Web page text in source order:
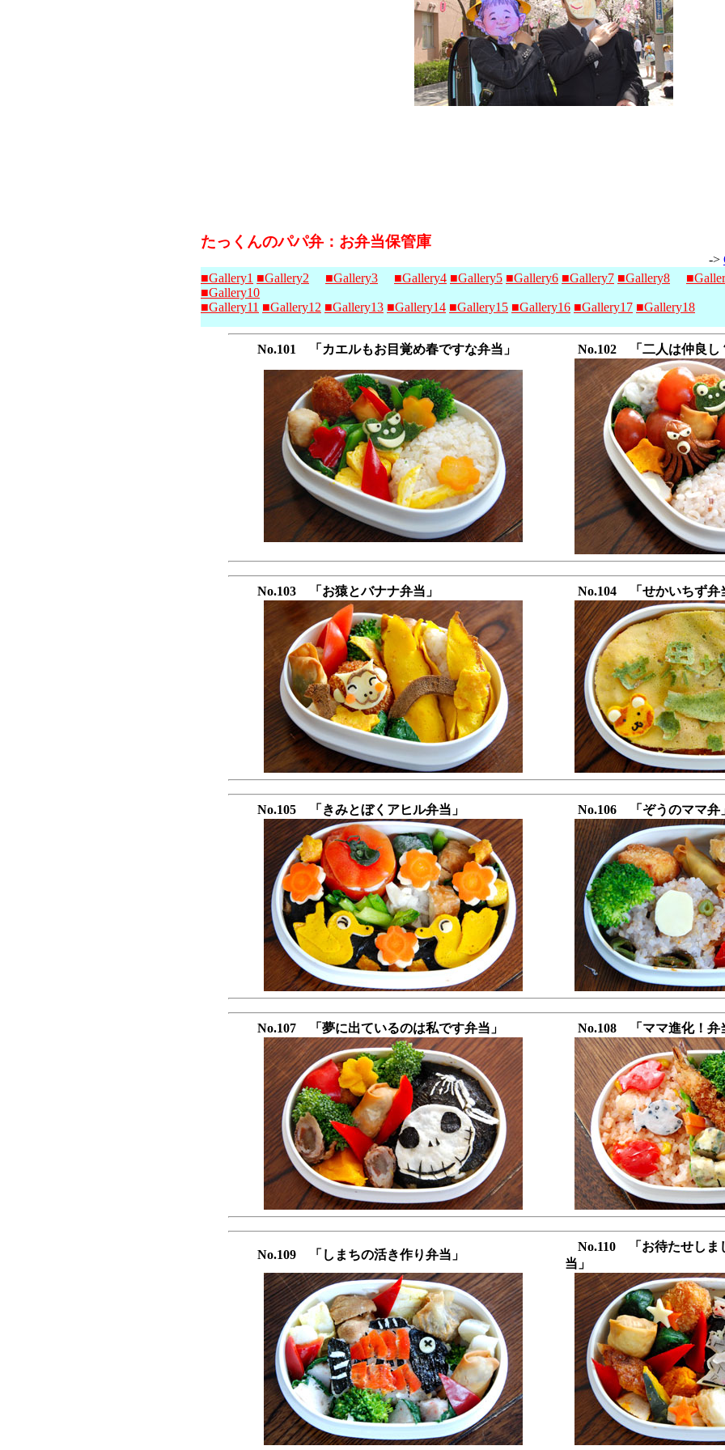
たっくんのパパ弁：お弁当保管庫
->
■Gallery1 ■Gallery2 ■Gallery3 ■Gallery4 ■Gallery5 ■Gallery6 ■Gallery7 ■Gallery8
■Gallery10
■Gallery11 ■Gallery12 ■Gallery13 ■Gallery14 ■Gallery15 ■Gallery16 ■Gallery17 ■Gallery18
No.101 「カエルもお目覚め春ですな弁当」 No.102 「二人は仲良し
No.103 「お猿とバナナ弁当」 No.104 「せかいちず弁
No.105 「きみとぼくアヒル弁当」 No.106 「ぞうのママ弁
No.107 「夢に出ているのは私です弁当」 No.108 「ママ進化！弁
No.109 「しまちの活き作り弁当」
No.110 「お待たせしま
当」